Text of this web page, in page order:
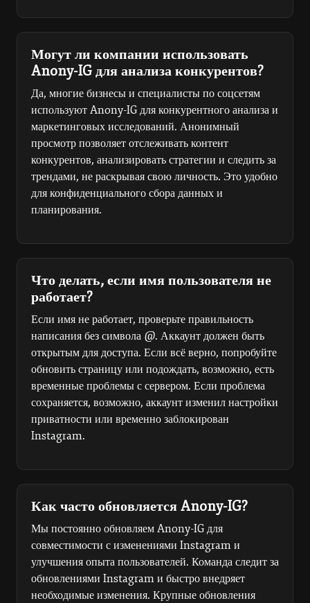
Могут ли компании использовать
Anony-IG для анализа конкурентов?
Да, многие бизнесы и специалисты по соцсетям
используют Anony-IG для конкурентного анализа и
маркетинговых исследований. Анонимный
просмотр позволяет отслеживать контент
конкурентов, анализировать стратегии и следить за
трендами, не раскрывая свою личность. Это удобно
для конфиденциального сбора данных и
планирования.
Что делать, если имя пользователя не
работает?
Если имя не работает, проверьте правильность
написания без символа @. Аккаунт должен быть
открытым для доступа. Если всё верно, попробуйте
обновить страницу или подождать, возможно, есть
временные проблемы с сервером. Если проблема
сохраняется, возможно, аккаунт изменил настройки
приватности или временно заблокирован
Instagram.
Как часто обновляется Anony-IG?
Мы постоянно обновляем Anony-IG для
совместимости с изменениями Instagram и
улучшения опыта пользователей. Команда следит за
обновлениями Instagram и быстро внедряет
необходимые изменения. Крупные обновления